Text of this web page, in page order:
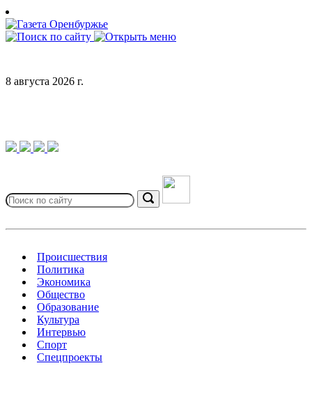
Skip
to
content
8 августа 2026 г.
for:
Search
Происшествия
Политика
Экономика
Общество
Образование
Культура
Интервью
Спорт
Спецпроекты